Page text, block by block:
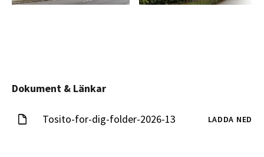
Dokument & Länkar
Tosito-for-dig-folder-2026-13 LADDA NED